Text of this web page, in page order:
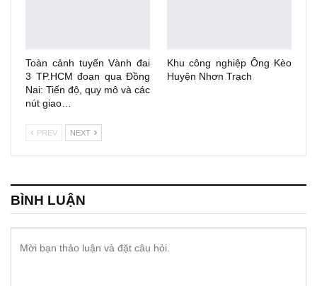
Toàn cảnh tuyến Vành đai
3 TP.HCM đoạn qua Đồng
Nai: Tiến độ, quy mô và các
nút giao…
Khu công nghiệp Ông Kèo
Huyện Nhơn Trạch
PREV NEXT
BÌNH LUẬN